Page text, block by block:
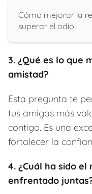
Cómo mejorar la
superar el odio
3. ¿Qué es lo que
amistad?
Esta pregunta te
tus amigas más
contigo. Es una
fortalecer la
4. ¿Cuál ha sido
enfrentado